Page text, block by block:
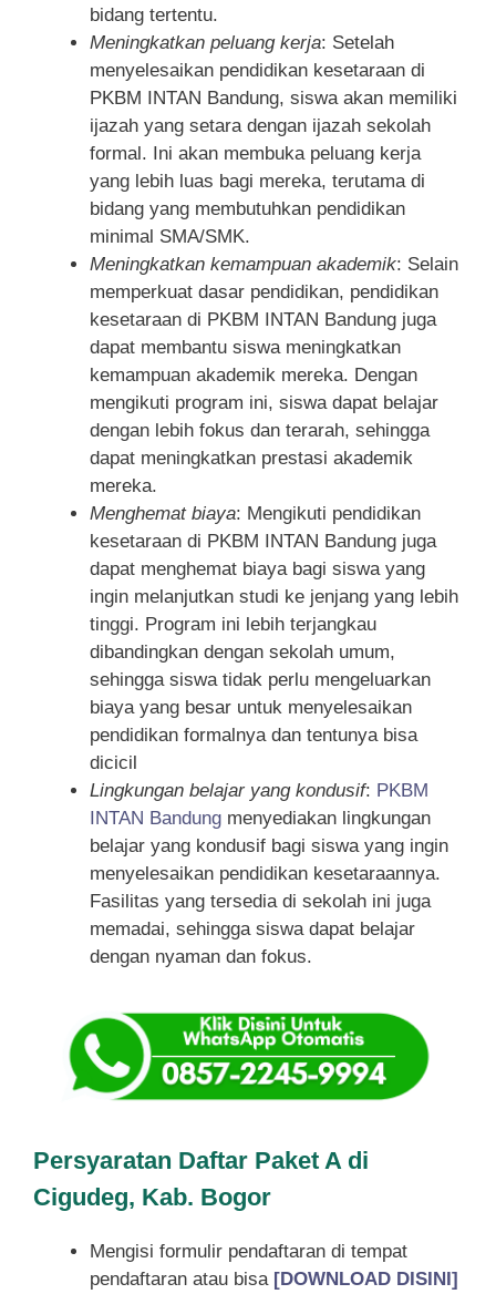
bidang tertentu.
Meningkatkan peluang kerja: Setelah
menyelesaikan pendidikan kesetaraan di
PKBM INTAN Bandung, siswa akan memiliki
ijazah yang setara dengan ijazah sekolah
formal. Ini akan membuka peluang kerja
yang lebih luas bagi mereka, terutama di
bidang yang membutuhkan pendidikan
minimal SMA/SMK.
Meningkatkan kemampuan akademik: Selain
memperkuat dasar pendidikan, pendidikan
kesetaraan di PKBM INTAN Bandung juga
dapat membantu siswa meningkatkan
kemampuan akademik mereka. Dengan
mengikuti program ini, siswa dapat belajar
dengan lebih fokus dan terarah, sehingga
dapat meningkatkan prestasi akademik
mereka.
Menghemat biaya: Mengikuti pendidikan
kesetaraan di PKBM INTAN Bandung juga
dapat menghemat biaya bagi siswa yang
ingin melanjutkan studi ke jenjang yang lebih
tinggi. Program ini lebih terjangkau
dibandingkan dengan sekolah umum,
sehingga siswa tidak perlu mengeluarkan
biaya yang besar untuk menyelesaikan
pendidikan formalnya dan tentunya bisa
dicicil
Lingkungan belajar yang kondusif: PKBM
INTAN Bandung menyediakan lingkungan
belajar yang kondusif bagi siswa yang ingin
menyelesaikan pendidikan kesetaraannya.
Fasilitas yang tersedia di sekolah ini juga
memadai, sehingga siswa dapat belajar
dengan nyaman dan fokus.
Persyaratan Daftar Paket A di
Cigudeg, Kab. Bogor
Mengisi formulir pendaftaran di tempat
pendaftaran atau bisa [DOWNLOAD DISINI]